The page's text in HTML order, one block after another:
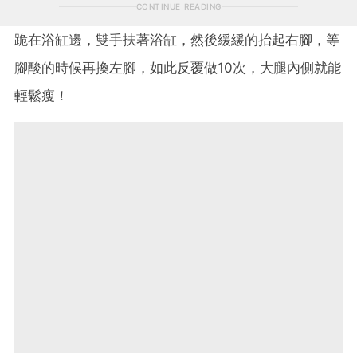
CONTINUE READING
跪在浴缸邊，雙手扶著浴缸，然後緩緩的抬起右腳，等
腳酸的時候再換左腳，如此反覆做10次，大腿內側就能
輕鬆瘦！